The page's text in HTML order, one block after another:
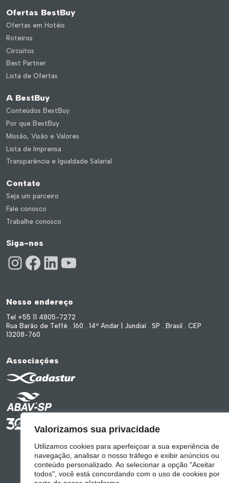
Ofertas BestBuy
Ofertas em Hotéis
Roteiros
Circuitos
Best Partner
Lista de Ofertas
A BestBuy
Conteúdos BestBuy
Por que BestBuy
Missão, Visão e Valores
Lista de Imprensa
Transparência e Igualdade Salarial
Contato
Seja um parceiro
Fale conosco
Trabalhe conosco
Siga-nos
Instagram
Nosso endereço
Tel +55 11 4805-7272
Rua Barão de Teffé . 160 . 14º Andar | Jundiaí . SP . Brasil . CEP
13208-760
Associações
Valorizamos sua privacidade
Utilizamos cookies para aperfeiçoar a sua experiência de
navegação, analisar o nosso tráfego e exibir anúncios ou
conteúdo personalizado. Ao selecionar a opção "Aceitar
todos", você está concordando com o uso de cookies por